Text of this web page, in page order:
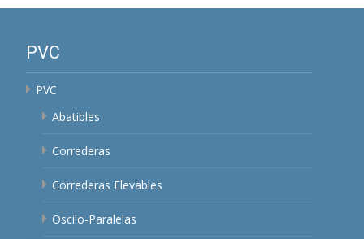
PVC
PVC
Abatibles
Correderas
Correderas Elevables
Oscilo-Paralelas